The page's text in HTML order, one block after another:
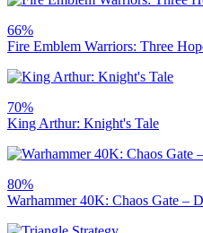
66%
Fire Emblem Warriors: Three
70%
King Arthur: Knight's Tale
80%
Warhammer 40K: Chaos Gate –